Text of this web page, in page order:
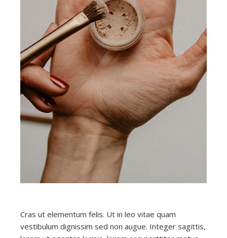
Cras ut elementum felis. Ut in leo vitae quam
vestibulum dignissim sed non augue. Integer sagittis,